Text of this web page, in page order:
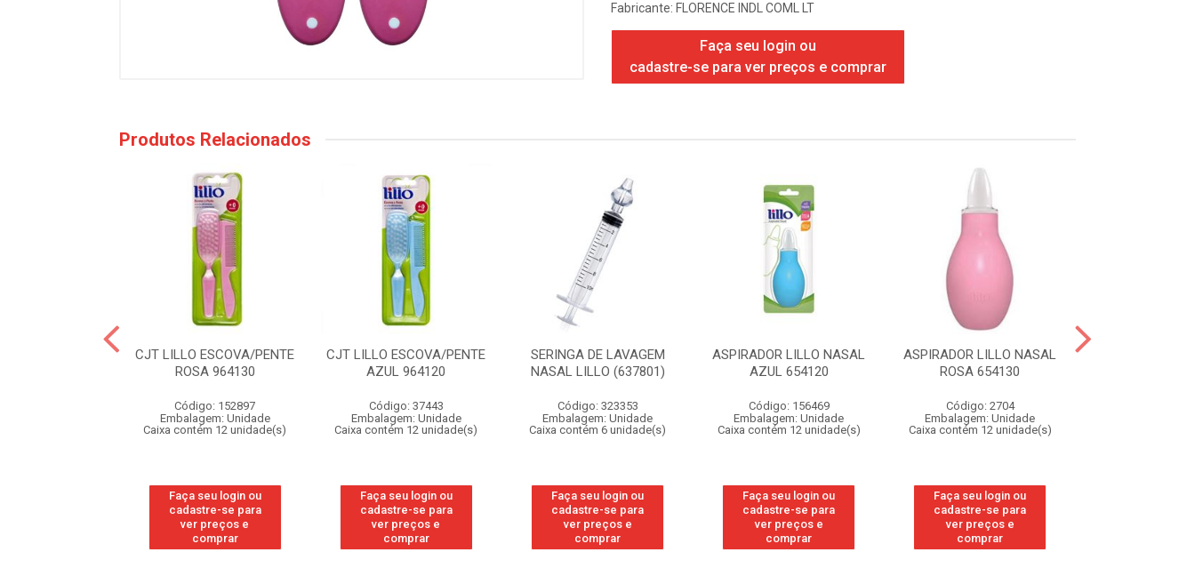
Fabricante: FLORENCE INDL COML LT
Faça seu login ou
cadastre-se para ver preços e comprar
Produtos Relacionados
CJT LILLO ESCOVA/PENTE
ROSA 964130
Código: 152897
Embalagem: Unidade
Caixa contém 12 unidade(s)
Faça seu login ou
cadastre-se para
ver preços e
comprar
CJT LILLO ESCOVA/PENTE
AZUL 964120
Código: 37443
Embalagem: Unidade
Caixa contém 12 unidade(s)
Faça seu login ou
cadastre-se para
ver preços e
comprar
SERINGA DE LAVAGEM
NASAL LILLO (637801)
Código: 323353
Embalagem: Unidade
Caixa contém 6 unidade(s)
Faça seu login ou
cadastre-se para
ver preços e
comprar
ASPIRADOR LILLO NASAL
AZUL 654120
Código: 156469
Embalagem: Unidade
Caixa contém 12 unidade(s)
Faça seu login ou
cadastre-se para
ver preços e
comprar
ASPIRADOR LILLO NASAL
ROSA 654130
Código: 2704
Embalagem: Unidade
Caixa contém 12 unidade(s)
Faça seu login ou
cadastre-se para
ver preços e
comprar